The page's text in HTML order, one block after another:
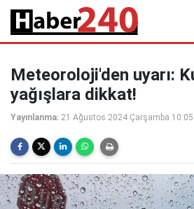
Meteoroloji'den uyarı:
yağışlara dikkat!
Yayınlanma: 21 Ağustos 2024 Çarşamba 10:05